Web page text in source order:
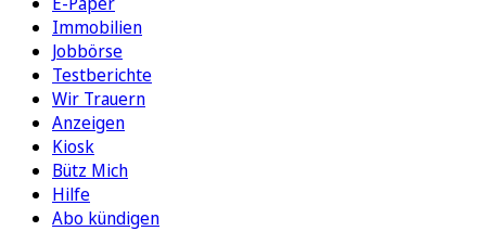
Immobilien
Jobbörse
Testberichte
Wir Trauern
Anzeigen
Kiosk
Bütz Mich
Hilfe
Abo kündigen